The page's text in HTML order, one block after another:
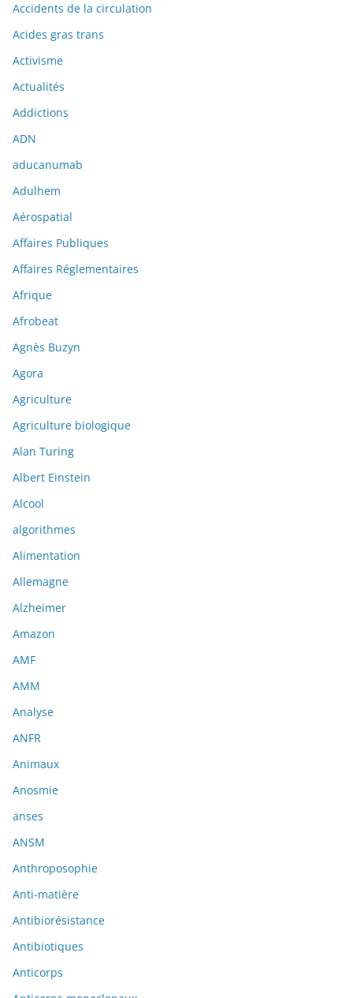
Accidents de la circulation
Acides gras trans
Activisme
Actualités
Addictions
ADN
aducanumab
Adulhem
Aérospatial
Affaires Publiques
Affaires Réglementaires
Afrique
Afrobeat
Agnès Buzyn
Agora
Agriculture
Agriculture biologique
Alan Turing
Albert Einstein
Alcool
algorithmes
Alimentation
Allemagne
Alzheimer
Amazon
AMF
AMM
Analyse
ANFR
Animaux
Anosmie
anses
ANSM
Anthroposophie
Anti-matière
Antibiorésistance
Antibiotiques
Anticorps